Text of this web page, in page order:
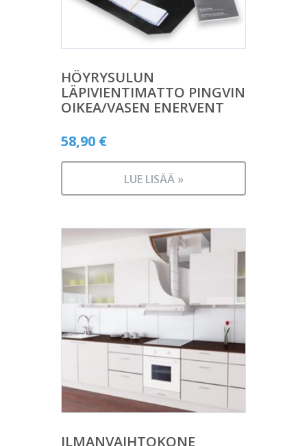
HÖYRYSULUN
LÄPIVIENTIMATTO PINGVIN
OIKEA/VASEN ENERVENT
58,90 €
LUE LISÄÄ »
ILMANVAIHTOKONE